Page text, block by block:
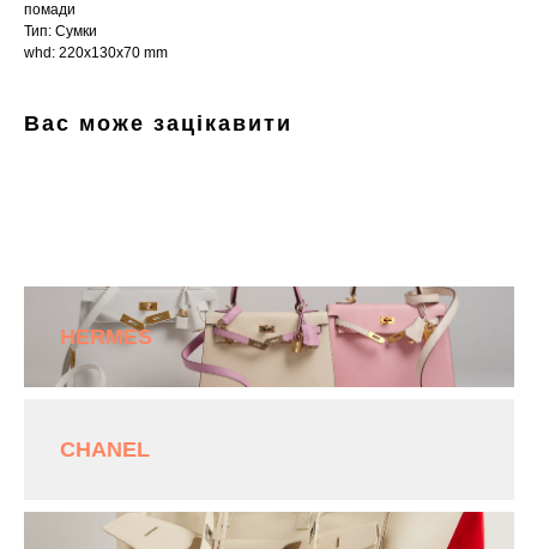
помади
Тип: Сумки
whd: 220x130x70 mm
Вас може зацікавити
HERMES
CHANEL